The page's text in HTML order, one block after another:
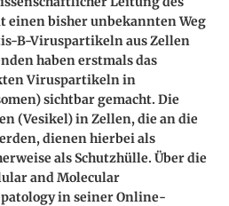
bisher unbekannten Weg
B-Viruspartikeln aus Zellen
haben erstmals das
Viruspartikeln in
sichtbar gemacht. Die
(Vesikel) in Zellen, die an die
dienen hierbei als
als Schutzhülle. Über die
and Molecular
in seinerOnline-